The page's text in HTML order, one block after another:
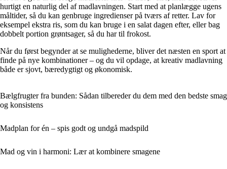
hurtigt en naturlig del af madlavningen. Start med at planlægge ugens
måltider, så du kan genbruge ingredienser på tværs af retter. Lav for
eksempel ekstra ris, som du kan bruge i en salat dagen efter, eller bag
dobbelt portion grøntsager, så du har til frokost.
Når du først begynder at se mulighederne, bliver det næsten en sport at
finde på nye kombinationer – og du vil opdage, at kreativ madlavning
både er sjovt, bæredygtigt og økonomisk.
Bælgfrugter fra bunden: Sådan tilbereder du dem med den bedste smag
og konsistens
Madplan for én – spis godt og undgå madspild
Mad og vin i harmoni: Lær at kombinere smagene